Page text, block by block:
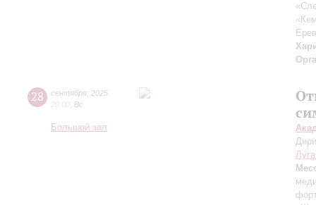
28 сентября 2025
20:00 Вс
Большой зал